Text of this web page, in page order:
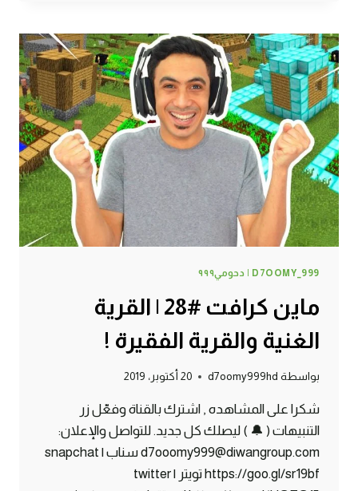
أخيراً
لقيت
ببغاء
!
D7OOMY_999 | دحومي٩٩٩
ماين كرافت #28 | القرية
الغنية والقرية الفقيرة !
بواسطة d7oomy999hd 20 أكتوبر، 2019
شكرا على المشاهده , اشترك بالقناة وفعّل زر
التنبيهات ( 🔔 ) ليصلك كل جديد. للتواصل والإعلان:
d7ooomy999@diwangroup.com سناب | snapchat
https://goo.gl/sr19bf تويتر | twitter